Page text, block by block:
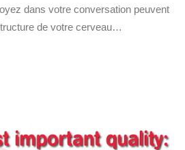
dans votre conversation peuvent
de votre cerveau…